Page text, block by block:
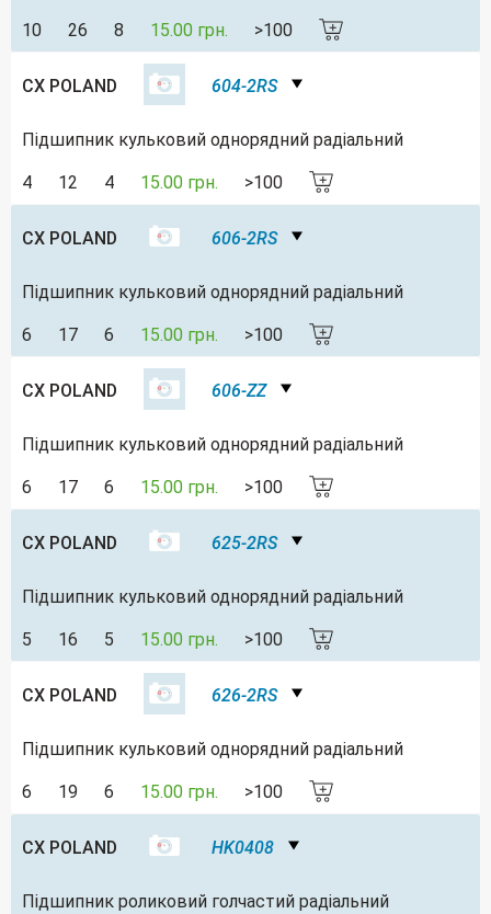
10 26 8 15.00 грн. >100
CX POLAND 604-2RS
Підшипник кульковий однорядний радіальний
4 12 4 15.00 грн. >100
CX POLAND 606-2RS
Підшипник кульковий однорядний радіальний
6 17 6 15.00 грн. >100
CX POLAND 606-ZZ
Підшипник кульковий однорядний радіальний
6 17 6 15.00 грн. >100
CX POLAND 625-2RS
Підшипник кульковий однорядний радіальний
5 16 5 15.00 грн. >100
CX POLAND 626-2RS
Підшипник кульковий однорядний радіальний
6 19 6 15.00 грн. >100
CX POLAND HK0408
Підшипник роликовий голчастий радіальний